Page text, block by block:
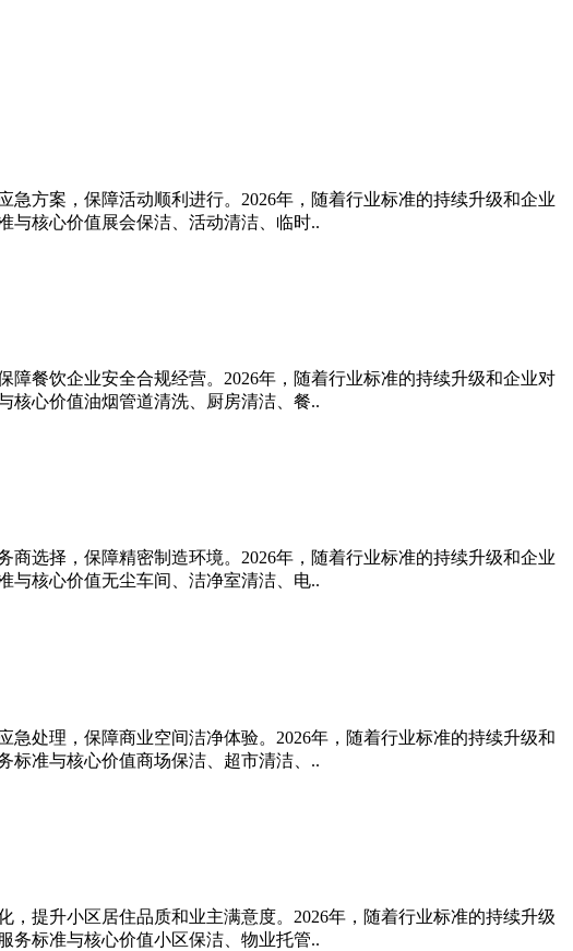
方案，保障活动顺利进行。2026年，随着行业标准的持续升级和企业
与核心价值展会保洁、活动清洁、临时..
餐饮企业安全合规经营。2026年，随着行业标准的持续升级和企业对
核心价值油烟管道清洗、厨房清洁、餐..
选择，保障精密制造环境。2026年，随着行业标准的持续升级和企业
与核心价值无尘车间、洁净室清洁、电..
处理，保障商业空间洁净体验。2026年，随着行业标准的持续升级和
标准与核心价值商场保洁、超市清洁、..
提升小区居住品质和业主满意度。2026年，随着行业标准的持续升级
务标准与核心价值小区保洁、物业托管..